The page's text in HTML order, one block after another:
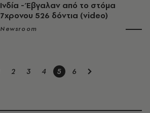
Ινδία - Έβγαλαν από το στόμα
7χρονου 526 δόντια (video)
Newsroom
2 3 4 5 6